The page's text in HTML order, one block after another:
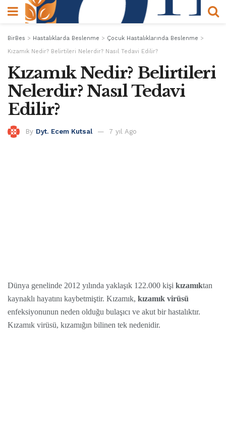
BirBes > Hastalıklarda Beslenme > Çocuk Hastalıklarında Beslenme >
Kızamık Nedir? Belirtileri Nelerdir? Nasıl Tedavi Edilir?
Kızamık Nedir? Belirtileri
Nelerdir? Nasıl Tedavi
Edilir?
By Dyt. Ecem Kutsal 7 yıl Ago
Dünya genelinde 2012 yılında yaklaşık 122.000 kişi kızamıktan
kaynaklı hayatını kaybetmiştir. Kızamık, kızamık virüsü
enfeksiyonunun neden olduğu bulaşıcı ve akut bir hastalıktır.
Kızamık virüsü, kızamığın bilinen tek nedenidir.